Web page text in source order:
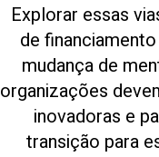
Explorar essas
de
mudança de
organizações
inovadoras e
transição para